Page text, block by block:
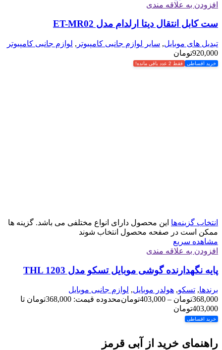
افزودن به علاقه مندی
ست کابل انتقال دیتا ارلدام مدل ET-MR02
تبدیل های موبایل, سایر لوازم جانبی کامپیوتر , لوازم جانبی کامپیوتر
920,000تومان
خرید اقساطی فقط 2 عدد باقی مانده!
انتخاب گزینه‌ها این محصول دارای انواع مختلفی می باشد. گزینه ها
ممکن است در صفحه محصول انتخاب شوند
مشاهده سریع
افزودن به علاقه مندی
پایه نگهدارنده گوشی موبایل تسکو مدل THL 1203
برندها, تسکو, هولدر موبایل, لوازم جانبی موبایل
368,000تومان –
403,000تومان
محدوده قیمت: 368,000تومان تا
403,000تومان
خرید اقساطی
راهنمای خرید از آبی قرمز